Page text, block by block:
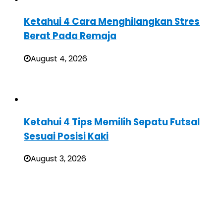
Ketahui 4 Cara Menghilangkan Stres
Berat Pada Remaja
August 4, 2026
Ketahui 4 Tips Memilih Sepatu Futsal
Sesuai Posisi Kaki
August 3, 2026